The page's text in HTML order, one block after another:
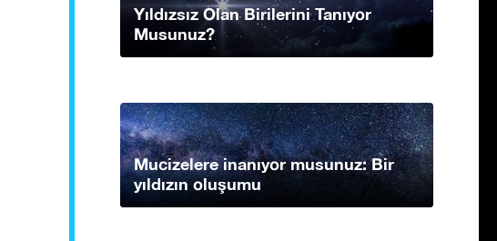
Yıldızsız Olan Birilerini Tanıyor
Musunuz?
Mucizelere inanıyor musunuz: Bir
yıldızın oluşumu